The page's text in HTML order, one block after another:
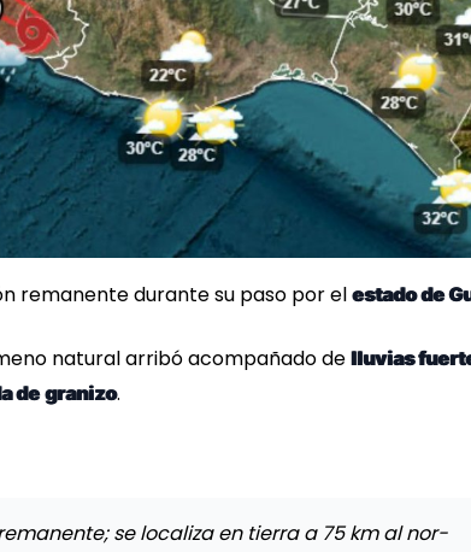
remanente durante su paso por el estado de
natural arribó acompañado de lluvias
degranizo.
se localiza en tierra a 75 km al nor-